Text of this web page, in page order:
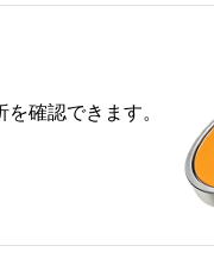
確認できます。